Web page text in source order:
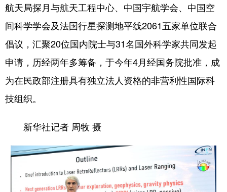
航天局探月与航天工程中心、中国宇航学会、中国空
间科学学会及法国行星探测地平线2061五家单位联合
倡议，汇聚20位国内院士与31名国外科学家共同发起
申请，历经两年多筹备，于今年4月经国务院批准，成
为在民政部注册具有独立法人资格的非营利性国际科
技组织。
新华社记者 周牧 摄